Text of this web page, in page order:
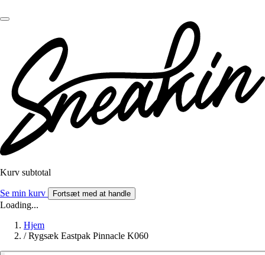
Kurv subtotal
Se min kurv Fortsæt med at handle
Loading...
Hjem
/ Rygsæk Eastpak Pinnacle K060